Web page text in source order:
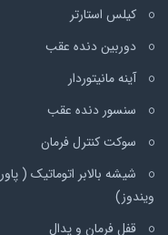
کیلس استارتر
دوربین دنده عقب
آینه مانیتوردار
سنسور دنده عقب
سوکت کنترل فرمان
شیشه بالابر اتوماتیک ( پاور
ویندوز)
قفل فرمان و پدال